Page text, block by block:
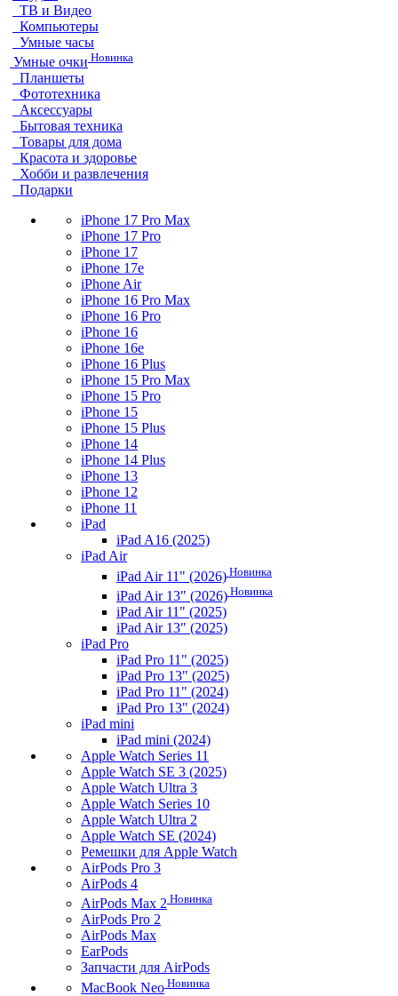
ТВ и Видео
Компьютеры
Умные часы
Умные очки Новинка
Планшеты
Фототехника
Аксессуары
Бытовая техника
Товары для дома
Красота и здоровье
Хобби и развлечения
Подарки
iPhone 17 Pro Max
iPhone 17 Pro
iPhone 17
iPhone 17e
iPhone Air
iPhone 16 Pro Max
iPhone 16 Pro
iPhone 16
iPhone 16e
iPhone 16 Plus
iPhone 15 Pro Max
iPhone 15 Pro
iPhone 15
iPhone 15 Plus
iPhone 14
iPhone 14 Plus
iPhone 13
iPhone 12
iPhone 11
iPad
iPad A16 (2025)
iPad Air
iPad Air 11" (2026) Новинка
iPad Air 13" (2026) Новинка
iPad Air 11" (2025)
iPad Air 13" (2025)
iPad Pro
iPad Pro 11" (2025)
iPad Pro 13" (2025)
iPad Pro 11" (2024)
iPad Pro 13" (2024)
iPad mini
iPad mini (2024)
Apple Watch Series 11
Apple Watch SE 3 (2025)
Apple Watch Ultra 3
Apple Watch Series 10
Apple Watch Ultra 2
Apple Watch SE (2024)
Ремешки для Apple Watch
AirPods Pro 3
AirPods 4
AirPods Max 2 Новинка
AirPods Pro 2
AirPods Max
EarPods
Запчасти для AirPods
MacBook Neo Новинка